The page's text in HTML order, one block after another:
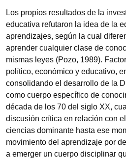
Los propios resultados de la
educativa refutaron la idea de la
aprendizajes, según la cual
aprender cualquier clase de
mismas leyes (Pozo, 1989).
político, económico y educativo,
consolidando el desarrollo de la
como cuerpo específico de
década de los 70 del siglo XX,
discusión crítica en relación con
ciencias dominante hasta ese
movimiento del aprendizaje por
a emerger un cuerpo disciplinar